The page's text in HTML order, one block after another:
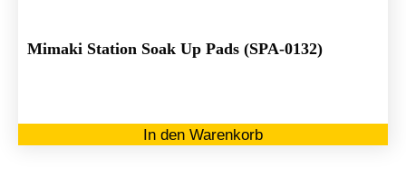
Mimaki Station Soak Up Pads (SPA-0132)
In den Warenkorb